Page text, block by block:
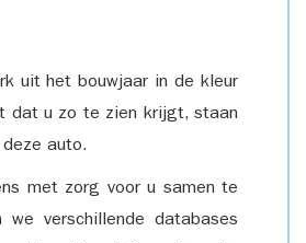
uit het bouwjaar in de kleur
dat u zo te zien krijgt, staan
auto.
met zorg voor u samen te
we verschillende databases